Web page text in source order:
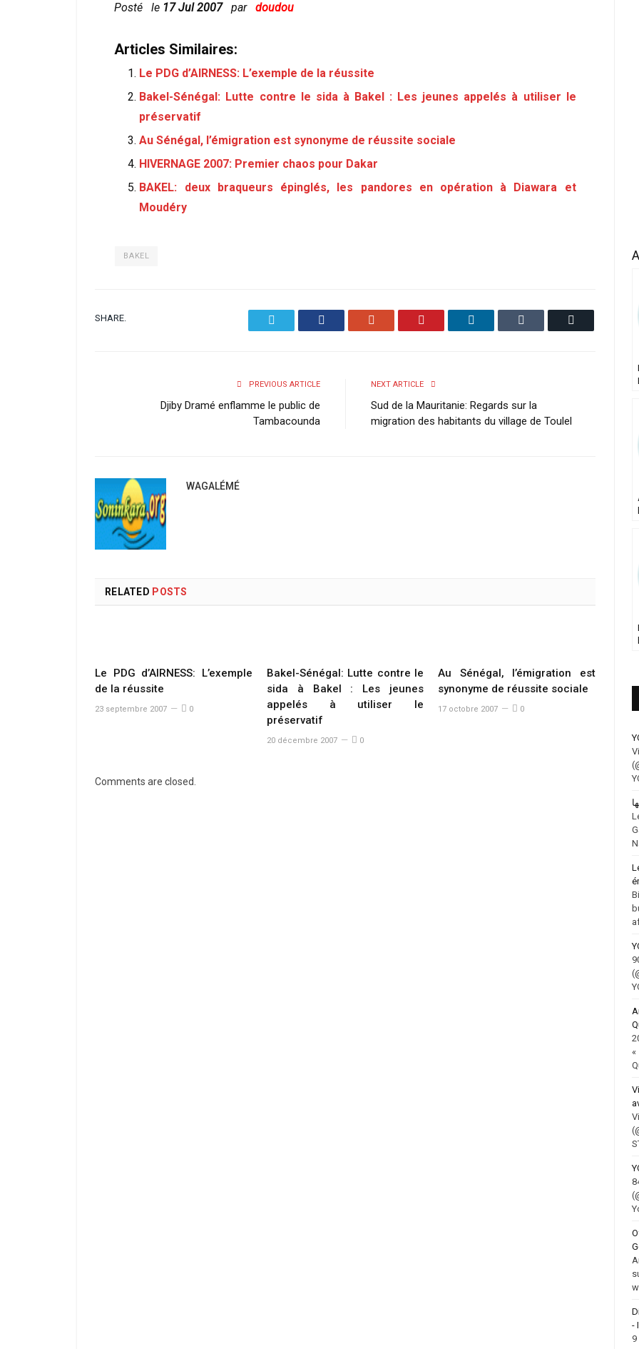
Posté le 17 Jul 2007pardoudou
Articles Similaires:
Le PDG d’AIRNESS: L’exemple de la réussite
Bakel-Sénégal: Lutte contre le sida à Bakel : Les jeunes appelés à utiliser le
préservatif
Au Sénégal, l’émigration est synonyme de réussite sociale
HIVERNAGE 2007: Premier chaos pour Dakar
BAKEL: deux braqueurs épinglés, les pandores en opération à Diawara et
Moudéry
BAKEL
SHARE.
PREVIOUS ARTICLE
Djiby Dramé enflamme le public de
Tambacounda
NEXT ARTICLE
Sud de la Mauritanie: Regards sur la
migration des habitants du village de Toulel
WAGALÉMÉ
RELATED POSTS
Le PDG d’AIRNESS: L’exemple
de la réussite
23 septembre 2007 0
Bakel-Sénégal: Lutte contre le
sida à Bakel : Les jeunes
appelés à utiliser le
préservatif
20 décembre 2007 0
Au Sénégal, l’émigration est
synonyme de réussite sociale
17 octobre 2007 0
Comments are closed.
«
-